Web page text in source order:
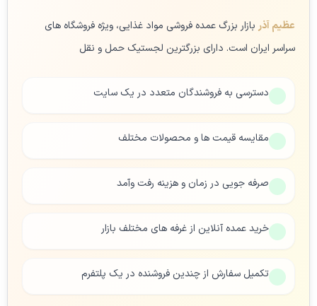
عظیم آذر بازار بزرگ عمده فروشی مواد غذایی، ویژه فروشگاه های
سراسر ایران است. دارای بزرگترین لجستیک حمل و نقل
دسترسی به فروشندگان متعدد در یک سایت
مقایسه قیمت ها و محصولات مختلف
صرفه جویی در زمان و هزینه رفت وآمد
خرید عمده آنلاین از غرفه های مختلف بازار
تکمیل سفارش از چندین فروشنده در یک پلتفرم